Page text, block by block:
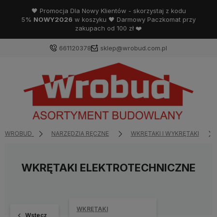
🖤 Promocja Dla Nowy Klientów - skorzystaj z kodu
5% NOWY2026 w koszyku 🖤 Darmowy Paczkomat przy
zakupach od 100 zł ❤️
661120378 sklep@wrobud.com.pl
WROBUD NARZĘDZIA RĘCZNE WKRĘTAKI I WYKRĘTAKI
WKRĘTAKI ELEKTROTECHNICZNE
Wstecz
WKRĘTAKI